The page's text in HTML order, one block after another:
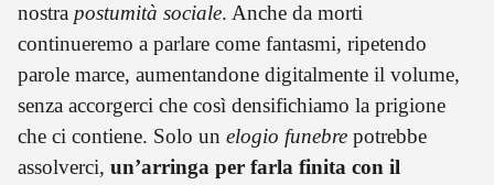
nostra postumità sociale. Anche da morti
continueremo a parlare come fantasmi, ripetendo
parole marce, aumentandone digitalmente il volume,
senza accorgerci che così densifichiamo la prigione
che ci contiene. Solo un elogio funebre potrebbe
assolverci, un’arringa per farla finita con il